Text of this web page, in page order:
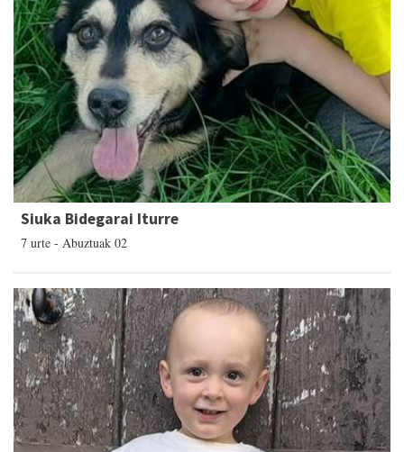
Siuka Bidegarai Iturre
7 urte - Abuztuak 02